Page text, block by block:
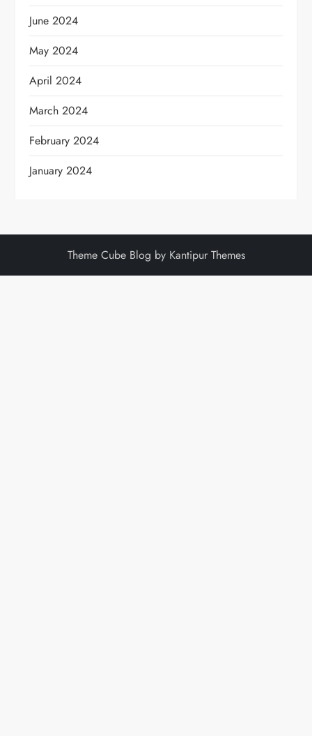
June 2024
May 2024
April 2024
March 2024
February 2024
January 2024
Theme Cube Blog by Kantipur Themes